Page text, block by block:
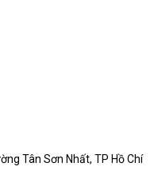
Tân Sơn Nhất, TP Hồ Chí